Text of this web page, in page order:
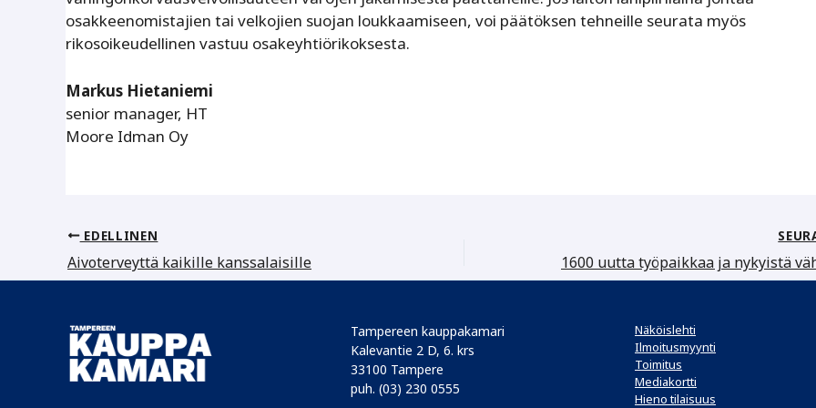
osakkeenomistajien tai velkojien suojan loukkaamiseen, voi päätöksen tehneille seurata myös
rikosoikeudellinen vastuu osakeyhtiörikoksesta.
Markus Hietaniemi
senior manager, HT
Moore Idman Oy
EDELLINEN
Aivoterveyttä kaikille kanssalaisille
Tampereen kauppakamari
Kalevantie 2 D, 6. krs
33100 Tampere
puh. (03) 230 0555
Näköislehti
Ilmoitusmyynti
Toimitus
Mediakortti
Hieno tilaisuus